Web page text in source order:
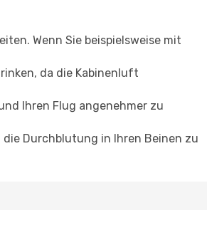
Wenn Sie beispielsweise mit
da die Kabinenluft
Ihren Flug angenehmer zu
Durchblutung in Ihren Beinen zu